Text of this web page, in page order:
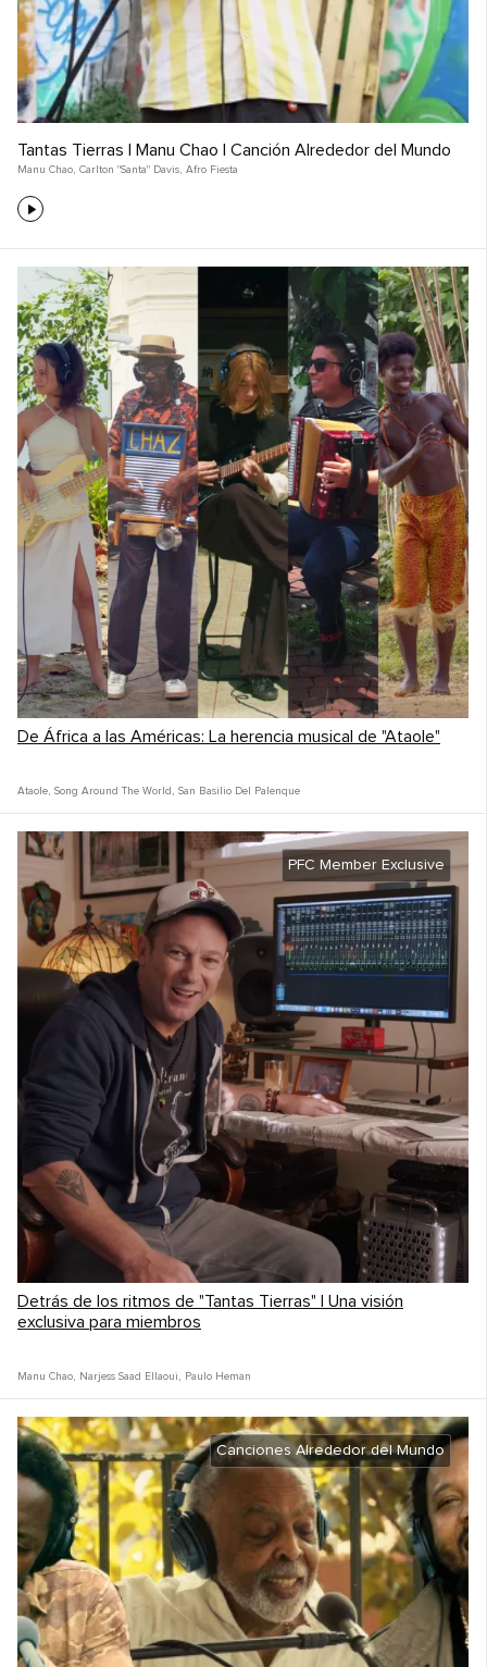
Tantas Tierras | Manu Chao | Canción Alrededor del Mundo
Manu Chao, Carlton "Santa" Davis, Afro Fiesta
De África a las Américas: La herencia musical de "Ataole"
Ataole, Song Around The World , San Basilio Del Palenque
PFC Member Exclusive
Detrás de los ritmos de "Tantas Tierras" | Una visión
exclusiva para miembros
Manu Chao, Narjess Saad Ellaoui , Paulo Heman
Canciones Alrededor del Mundo